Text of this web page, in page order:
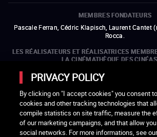
MEMBRES FONDATEURS
Pascale Ferran, Cédric Klapisch, Laurent Cantet (
Rocca.
LES RÉALISATEURS ET RÉALISATRICES
LA CINÉMATHÈQUE DES
Olivier Assayas, Bertrand Bonello, Michel
l'ARP), Rebecca Zlotowski et Mikael Buch
LES ORGANISMES MEMBRES DE
DES CINÉASTES
PRIVACY POLICY
By clicking on "I accept cookies" you consent
cookies and other tracking technologies that
compile statistics on site traffic, measure the
of our marketing campaigns, and that allow
social networks. For more informations, see